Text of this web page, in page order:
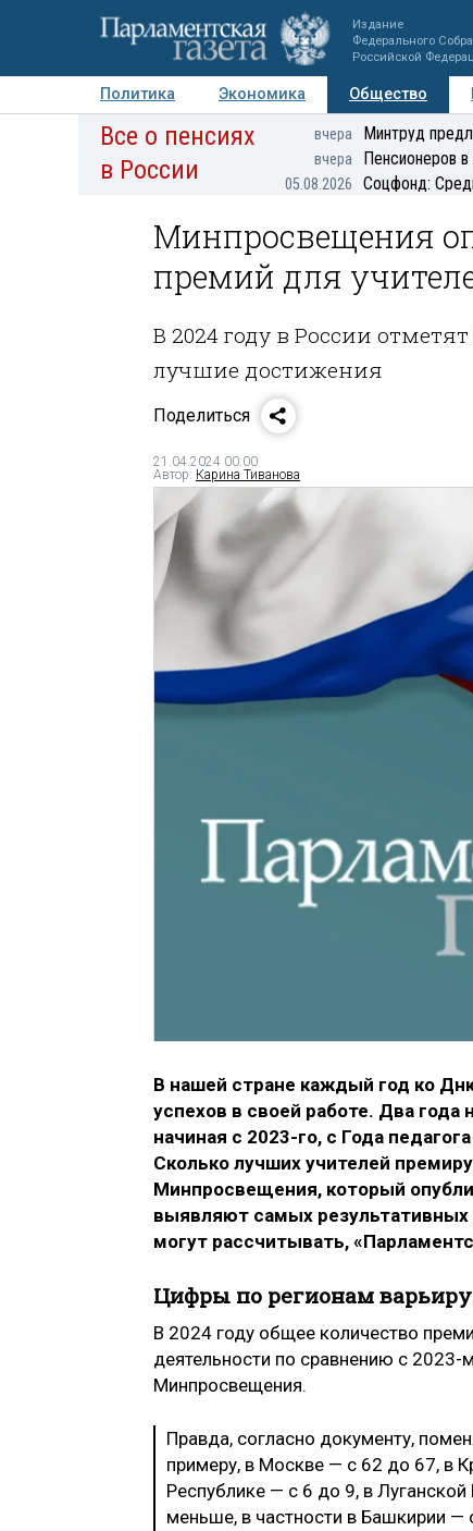
Издание
Федерального
Российской
Политика Экономика Общество
Авторы Персоны Мнения
Все о пенсиях
в России
вчера Минтруд
вчера Пенсионеров
05.08.2026 Соцфонд:
Минпросвещения
премий для
В 2024 году в России
лучшие достижения
Поделиться
21.04.2024 00:00
Автор: Карина Тиванова
В нашей стране каждый год ко
успехов в своей работе. Два
начиная с 2023-го, с Года
Сколько лучших учителей
Минпросвещения, который
выявляют самых результативных
могут рассчитывать,
Цифры по регионам
В 2024 году общее количество
деятельности по сравнению с 2023-
Минпросвещения.
Правда, согласно документу,
примеру, в Москве — с 62 до 67, в
Республике — с 6 до 9, в
меньше, в частности в Башкирии